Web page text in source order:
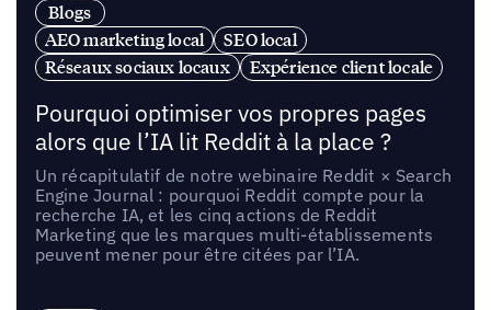
Blogs
AEO marketing local
SEO local
Réseaux sociaux locaux
Expérience client locale
Pourquoi optimiser vos propres pages
alors que l’IA lit Reddit à la place ?
Un récapitulatif de notre webinaire Reddit × Search
Engine Journal : pourquoi Reddit compte pour la
recherche IA, et les cinq actions de Reddit
Marketing que les marques multi-établissements
peuvent mener pour être citées par l’IA.